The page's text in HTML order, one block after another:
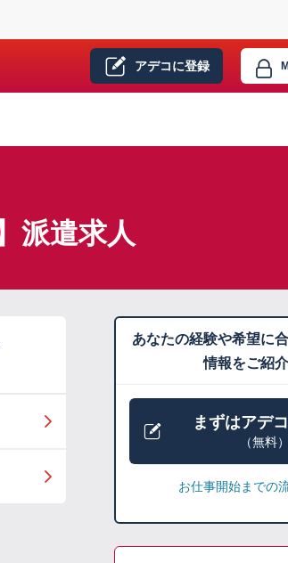
アデコに登録
派遣求人
あなたの経験や希望に
情報をご紹介
まずはアデ
（無料）
お仕事開始までの